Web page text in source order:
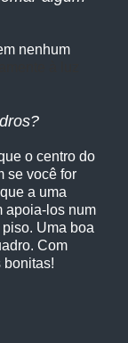
nenhum
o centro do
se você for
a uma
apoia-los num
Uma boa
Com
bonitas!